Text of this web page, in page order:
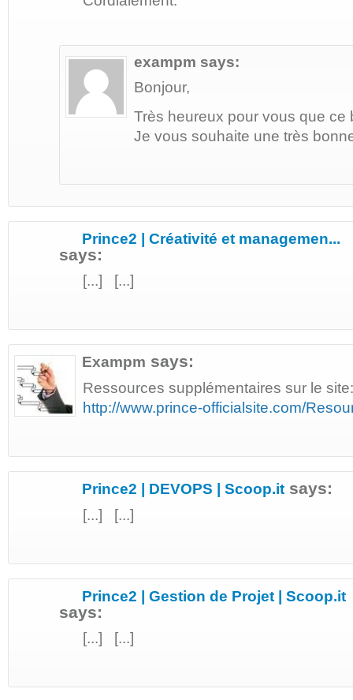
exampm says:
Bonjour,
Très heureux pour vous que ce
Je vous souhaite une très
Prince2 | Créativité et managemen...
says:
[...] [...]
Exampm says:
Ressources supplémentaires sur le site:
http://www.prince-officialsite.com/
Prince2 | DEVOPS | Scoop.it says:
[...] [...]
Prince2 | Gestion de Projet | Scoop.it
says:
[...] [...]